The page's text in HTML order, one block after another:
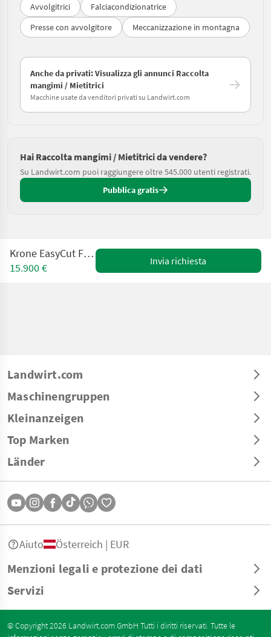
Avvolgitrici
Falciacondizionatrice
Presse con avvolgitore
Meccanizzazione in montagna
Anche da privati: Visualizza gli annunci Raccolta
mangimi / Mietitrici
Macchine usate da venditori privati su Landwirt.com
Hai Raccolta mangimi / Mietitrici da vendere?
Su Landwirt.com puoi raggiungere oltre 545.000 utenti registrati.
Pubblica gratis
Krone EasyCut F320 Highland
15.900 €
Invia richiesta
Landwirt.com
Maschinengruppen
Kleinanzeigen
Top Marken
Länder
Menzioni legali e protezione dei dati
Servizi
Aiuto Österreich | EUR
© Copyright 2026 Landwirt.com GmbH Tutti i diritti riservati. Tutte le